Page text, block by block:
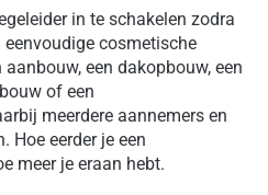
in te schakelen zodra
cosmetische
een dakopbouw, een
of een
meerdere aannemers en
Hoe eerder je een
meer je eraan hebt.